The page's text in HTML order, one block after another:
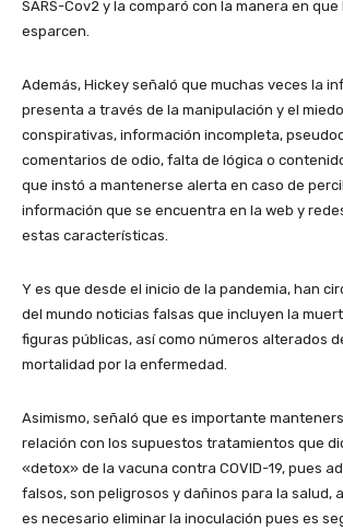
SARS-Cov2 y la comparó con la manera en que
esparcen.
Además, Hickey señaló que muchas veces la
presenta a través de la manipulación y el
conspirativas, información incompleta,
comentarios de odio, falta de lógica o
que instó a mantenerse alerta en caso de
información que se encuentra en la web y
estas características.
Y es que desde el inicio de la pandemia, han
del mundo noticias falsas que incluyen la
figuras públicas, así como números alterados
mortalidad por la enfermedad.
Asimismo, señaló que es importante
relación con los supuestos tratamientos que
«detox» de la vacuna contra COVID-19, pues
falsos, son peligrosos y dañinos para la salud,
es necesario eliminar la inoculación pues es